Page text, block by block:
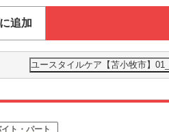
追加
ユースタイルケア【苫小牧市】
ト・パート